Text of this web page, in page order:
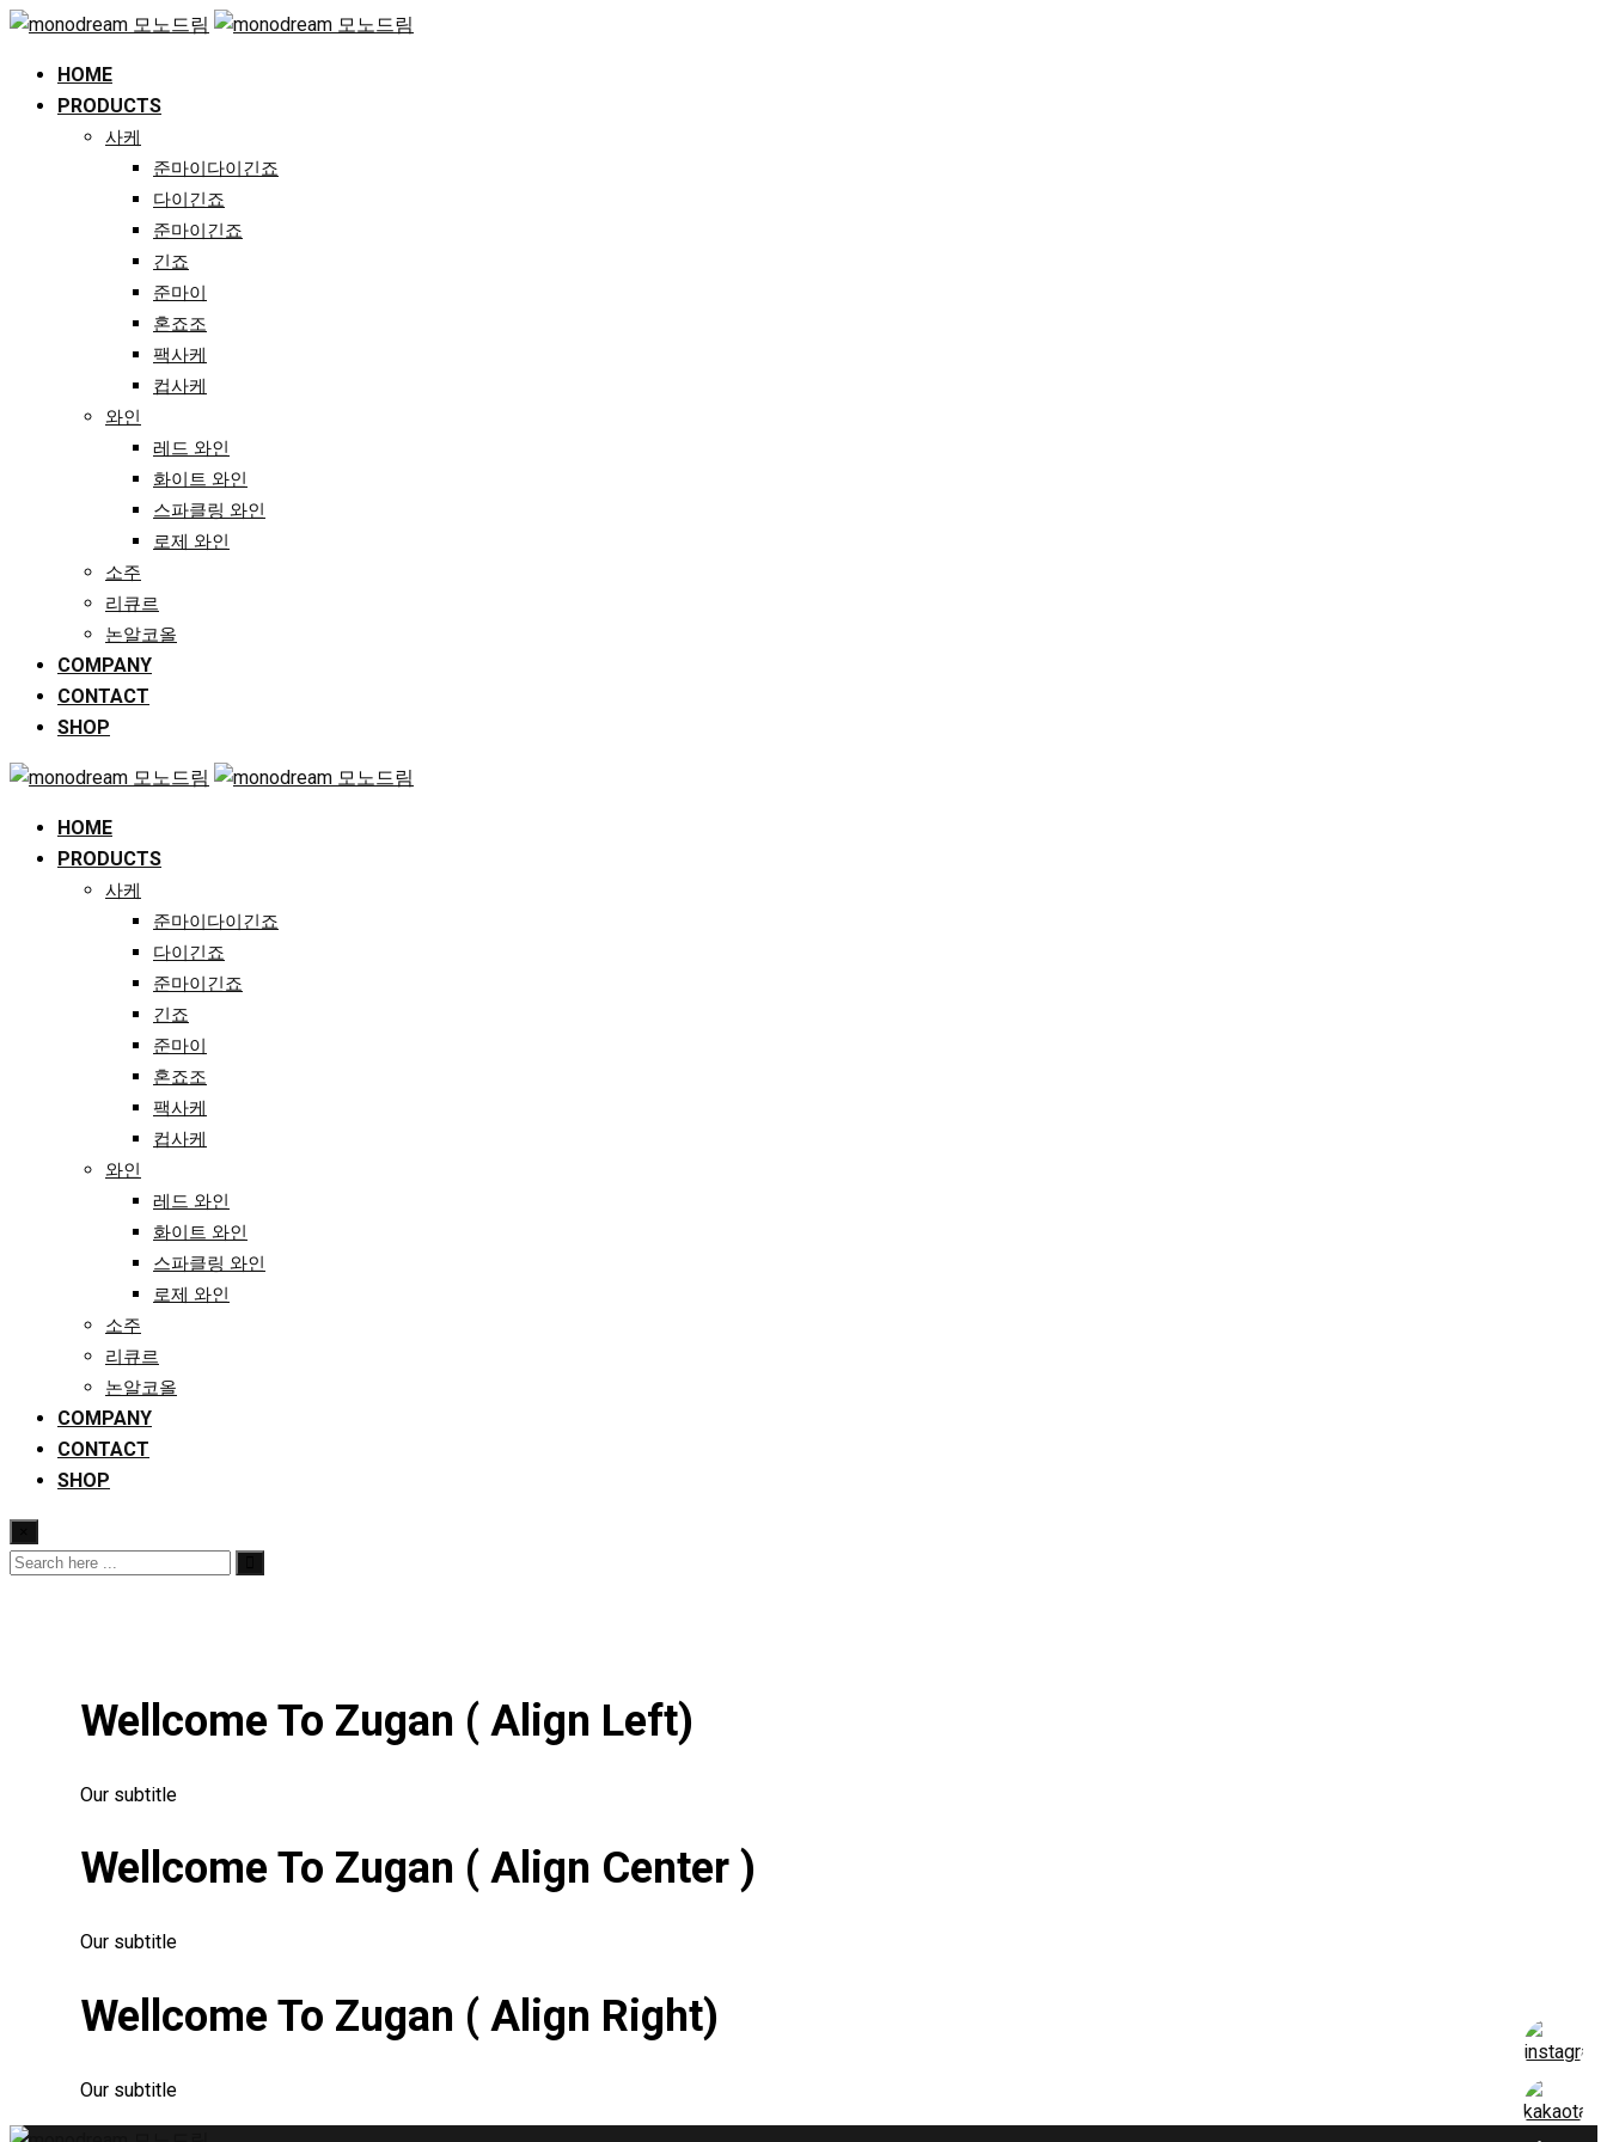
Skip
content
HOME
PRODUCTS
사케
준마이다이긴죠
다이긴죠
준마이긴죠
긴죠
준마이
혼죠조
팩사케
컵사케
와인
레드 와인
화이트 와인
스파클링 와인
로제 와인
소주
리큐르
논알코올
COMPANY
CONTACT
SHOP
HOME
PRODUCTS
사케
준마이다이긴죠
다이긴죠
준마이긴죠
긴죠
준마이
혼죠조
팩사케
컵사케
와인
레드 와인
화이트 와인
스파클링 와인
로제 와인
소주
리큐르
논알코올
COMPANY
CONTACT
SHOP
Wellcome To Zugan ( Align Left)
Our subtitle
Wellcome To Zugan ( Align Center )
Our subtitle
Wellcome To Zugan ( Align Right)
Our subtitle